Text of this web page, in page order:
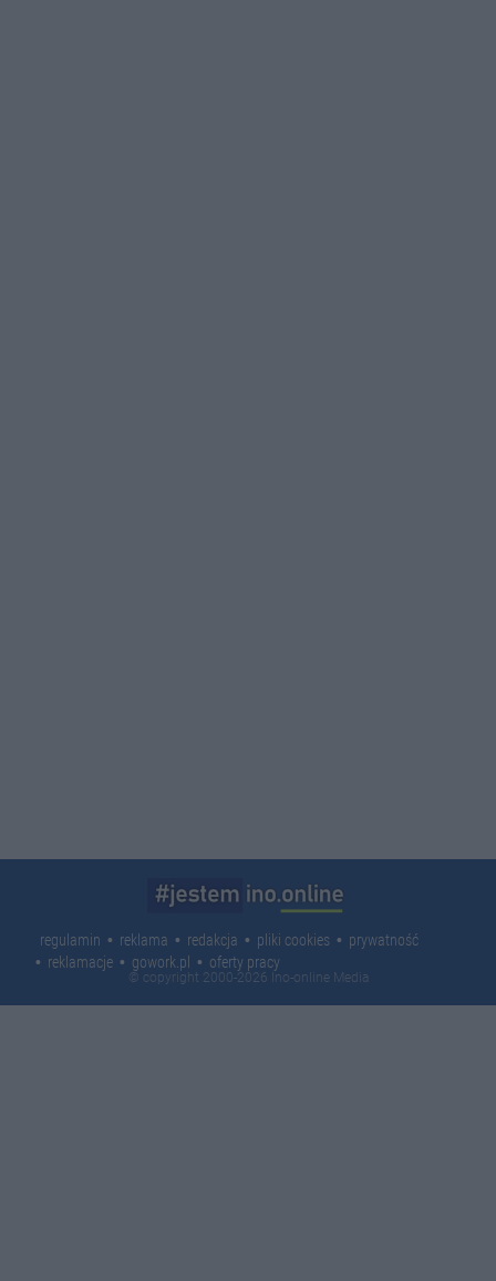
regulamin reklama redakcja pliki cookies
prywatność
reklamacje
gowork.pl oferty pracy
© copyright 2000-2026 Ino-online Media